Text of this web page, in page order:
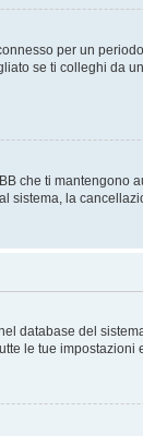
per un
se ti colleghi da
che ti
sistema, la
database del
le tue impostazioni